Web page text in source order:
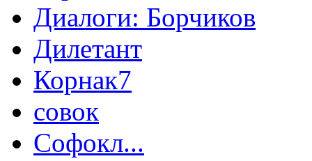
Диалоги: Борчиков
Дилетант
Корнак7
совок
Софокл...